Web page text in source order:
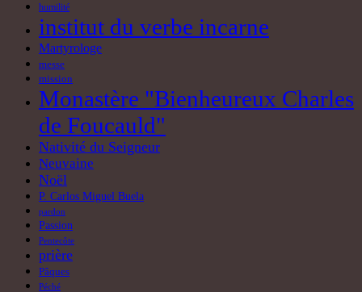
humilité
institut du verbe incarne
Martyrologe
messe
mission
Monastère "Bienheureux Charles
de Foucauld"
Nativité du Seigneur
Neuvaine
Noël
P. Carlos Miguel Buela
pardon
Passion
Pentecôte
prière
Pâques
Péché